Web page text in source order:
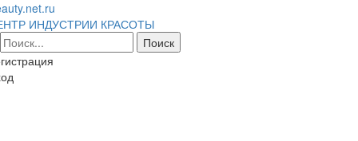
ИНДУСТРИИ КРАСОТЫ